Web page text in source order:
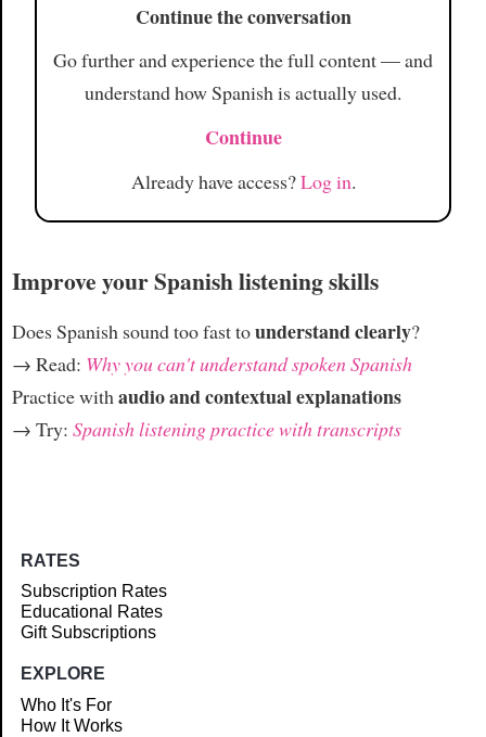
Continue the conversation
Go further and experience the full content — and
understand how Spanish is actually used.
Continue
Already have access?Log in.
Improve your Spanish listening skills
Does Spanish sound too fast tounderstand clearly?
→ Read: Why you can't understand spoken Spanish
Practice withaudio and contextual explanations
→ Try: Spanish listening practice with transcripts
RATES
Subscription Rates
Educational Rates
Gift Subscriptions
EXPLORE
Who It's For
How It Works